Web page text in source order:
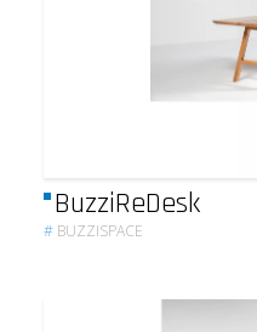
BuzziReDesk
# BUZZISPACE